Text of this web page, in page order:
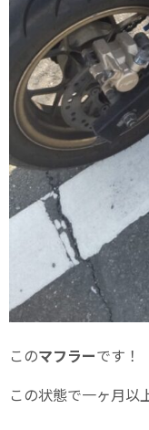
このマフラーです！
この状態で一ヶ月以